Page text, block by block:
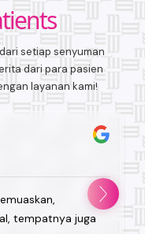
setiap senyuman
dari para pasien
layanan kami!
tempatnya juga